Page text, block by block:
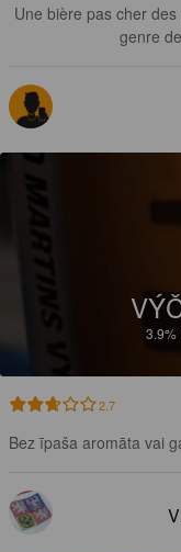
Une bière pas cher
genre
3.9%
2.7
Bez īpaša aromāta vai